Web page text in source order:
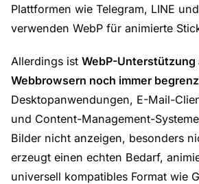
Plattformen wie Telegram, LINE
verwenden WebP für animierte
Allerdings ist WebP-Unterstützung
Webbrowsern noch immer
Desktopanwendungen, E-Mail-
und Content-Management-
Bilder nicht anzeigen, besonders
erzeugt einen echten Bedarf,
universell kompatibles Format wie